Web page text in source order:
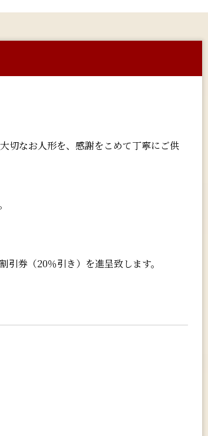
切なお人形を、感謝をこめて丁寧にご供
券（20％引き）を進呈致します。